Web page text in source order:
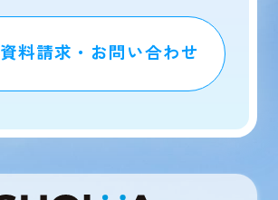
資料請求・お問い合わせ